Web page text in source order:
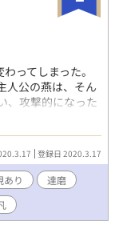
以下注意事項──
、（）は主人公
なかった外国語
ます。 ※主人公
には全員ギャッ
、倫理観などな
損、視覚障害等の
。 ※受け同士の絡
味です、あくま
登場人物名を記し
場合は性的描写
す。
ってしまった。
人公の燕は、そん
、攻撃的になった
手足を失った恋
表現を含みます。
登録日 2020.3.17
あり
達磨